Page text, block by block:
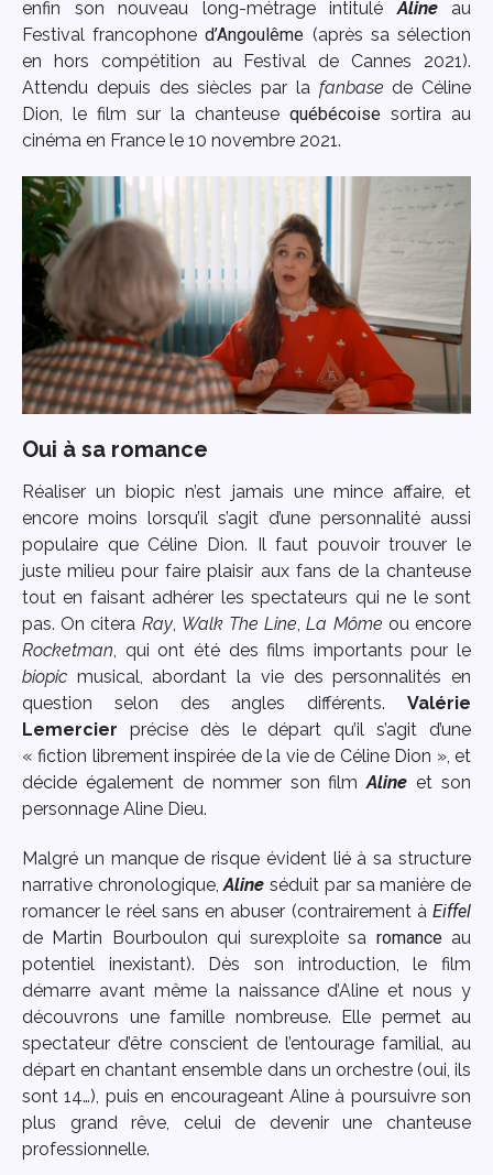
enfin son nouveau long-métrage intitulé Aline au
Festival francophoned’Angoulême (après sa sélection
en hors compétition au Festival de Cannes 2021).
Attendu depuis des siècles par la fanbase de Céline
Dion, le film sur la chanteuse québécoise sortira au
cinéma en France le 10 novembre 2021.
Oui à sa romance
Réaliser un biopic n’est jamais une mince affaire, et
encore moins lorsqu’il s’agit d’une personnalité aussi
populaire que Céline Dion. Il faut pouvoir trouver le
juste milieu pour faire plaisir aux fans de la chanteuse
tout en faisant adhérer les spectateurs qui ne le sont
pas. On citera Ray, Walk The Line,La Môme ou encore
Rocketman, qui ont été des films importants pour le
biopic musical, abordant la vie des personnalités en
question selon des angles différents. Valérie
Lemercier précise dès le départ qu’il s’agit d’une
« fiction librement inspirée de la vie de Céline Dion », et
décide également de nommer son filmAlineet son
personnage Aline Dieu.
Malgré un manque de risque évident lié à sa structure
narrative chronologique,Aline séduit par sa manière de
romancer le réel sans en abuser (contrairement à Eiffel
de Martin Bourboulon qui surexploite sa romanceau
potentiel inexistant). Dès son introduction, le film
démarre avant même la naissance d’Aline et nous y
découvrons une famille nombreuse. Elle permet au
spectateur d’être conscient de l’entourage familial, au
départ en chantant ensemble dans un orchestre (oui, ils
sont 14…), puis en encourageant Aline à poursuivre son
plus grand rêve, celui de devenir une chanteuse
professionnelle.